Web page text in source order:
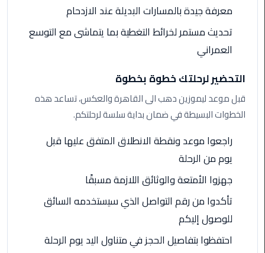
الاسكندرية
مطار
القاهرة
الدقي
القاهرة
ليموزين
العجوزه
ليموزين
معرفة جيدة بالمسارات البديلة عند الازدحام
تحديث مستمر لخرائط التغطية بما يتماشى مع التوسع
العمراني
التحضير لرحلتك خطوة بخطوة
قبل موعد ليموزين دهب الى القاهرة والعكس، تساعد هذه
الخطوات البسيطة في ضمان بداية سلسة لرحلتكم.
راجعوا موعد ونقطة الانطلاق المتفق عليها قبل
يوم من الرحلة
جهزوا الأمتعة والوثائق اللازمة مسبقًا
تأكدوا من رقم التواصل الذي سيستخدمه السائق
للوصول إليكم
احتفظوا بتفاصيل الحجز في متناول اليد يوم الرحلة